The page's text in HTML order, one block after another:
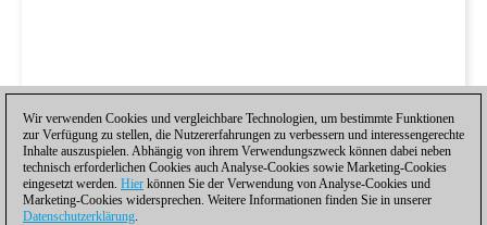
Wir verwenden Cookies und vergleichbare Technologien, um bestimmte Funktionen
zur Verfügung zu stellen, die Nutzererfahrungen zu verbessern und interessengerechte
Inhalte auszuspielen. Abhängig von ihrem Verwendungszweck können dabei neben
technisch erforderlichen Cookies auch Analyse-Cookies sowie Marketing-Cookies
eingesetzt werden. Hier können Sie der Verwendung von Analyse-Cookies und
Marketing-Cookies widersprechen. Weitere Informationen finden Sie in unserer
Datenschutzerklärung.